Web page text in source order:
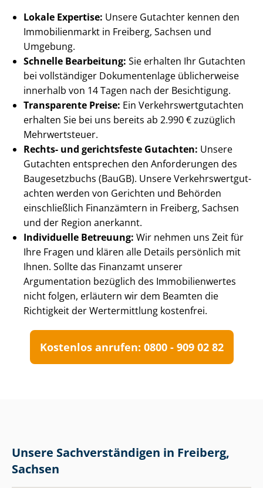
Lokale Expertise: Unsere Gutachter kennen den
Immobilienmarkt in Freiberg, Sachsen und
Umgebung.
Schnelle Bearbeitung: Sie erhalten Ihr Gutachten
bei vollständiger Dokumentenlage üblicherweise
innerhalb von 14 Tagen nach der Besichtigung.
Transparente Preise: Ein Ver­kehrs­wert­gut­ach­ten
erhalten Sie bei uns bereits ab 2.990 € zuzüglich
Mehrwertsteuer.
Rechts- und gerichtsfeste Gutachten: Unsere
Gutachten entsprechen den Anforderungen des
Baugesetzbuchs (BauGB). Unsere Ver­kehrs­wert­gut­
ach­ten werden von Gerichten und Behörden
einschließlich Finanzämtern in Freiberg, Sachsen
und der Region anerkannt.
Individuelle Betreuung: Wir nehmen uns Zeit für
Ihre Fragen und klären alle Details persönlich mit
Ihnen. Sollte das Finanzamt unserer
Argumentation bezüglich des Im­mo­bi­li­en­wer­tes
nicht folgen, erläutern wir dem Beamten die
Richtigkeit der Wertermittlung kostenfrei.
Kostenlos anrufen: 0800 - 909 02 82
Unsere Sach­ver­stän­di­gen in Freiberg,
Sachsen